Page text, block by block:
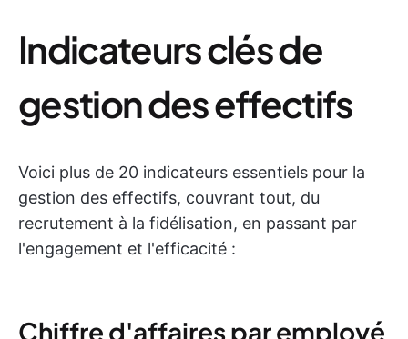
Indicateurs clés de
gestion des effectifs
Voici plus de 20 indicateurs essentiels pour la
gestion des effectifs, couvrant tout, du
recrutement à la fidélisation, en passant par
l'engagement et l'efficacité :
Chiffre d'affaires par employé